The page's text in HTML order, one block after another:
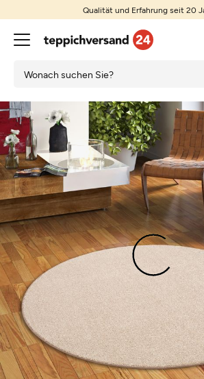
Qualität und Erfahrung seit 20